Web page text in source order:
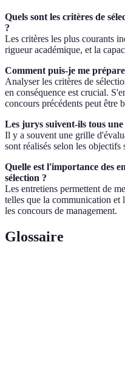
Quels sont les critères de
?
Les critères les plus courants
rigueur académique, et la
Comment puis-je me
Analyser les critères de
en conséquence est crucial.
concours précédents peut être
Les jurys suivent-ils tous
Il y a souvent une grille
sont réalisés selon les
Quelle est l'importance des
sélection ?
Les entretiens permettent de
telles que la communication et
les concours de management.
Glossaire